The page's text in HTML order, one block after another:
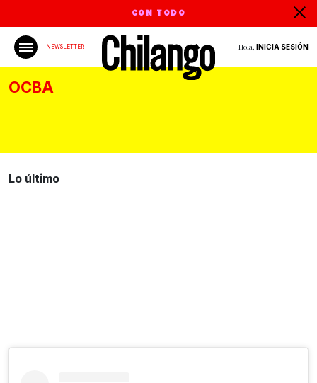
CON TODO
NEWSLETTER Hola, INICIA SESIÓN
OCBA
Lo último